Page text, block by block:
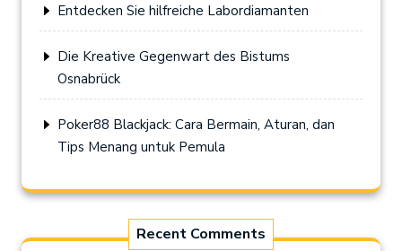
Entdecken Sie hilfreiche Labordiamanten
Die Kreative Gegenwart des Bistums
Osnabrück
Poker88 Blackjack: Cara Bermain, Aturan, dan
Tips Menang untuk Pemula
Recent Comments